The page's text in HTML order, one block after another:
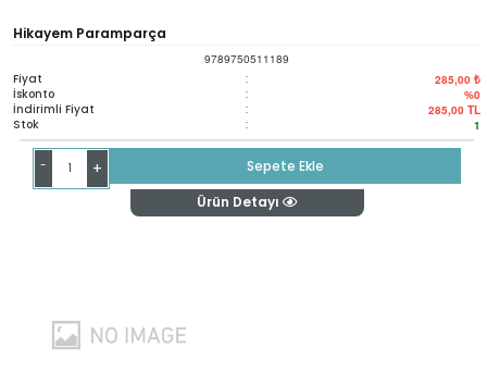
Hikayem Paramparça
9789750511189
Fiyat : 285,00 ₺
İskonto : %0
İndirimli Fiyat : 285,00 TL
Stok : 1
- +
Sepete Ekle
Ürün Detayı